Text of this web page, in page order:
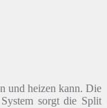
und heizen kann. Die
sorgt die Split